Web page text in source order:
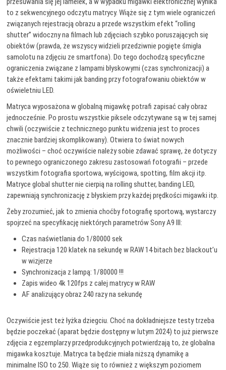
to z sekwencyjnego odczytu matrycy. Wiąże się z tym wiele ograniczeń
związanych rejestracją obrazu a przede wszystkim efekt “rolling
shutter” widoczny na filmach lub zdjęciach szybko poruszających się
obiektów (prawda, że wszyscy widzieli przedziwnie pogięte śmigła
samolotu na zdjęciu ze smartfona). Do tego dochodzą specyficzne
ograniczenia związane z lampami błyskowymi (czas synchronizacji) a
także efektami takimi jak banding przy fotografowaniu obiektów w
oświeletniu LED.
Matryca wyposażona w globalną migawkę potrafi zapisać cały obraz
jednocześnie. Po prostu wszystkie piksele odczytywane są w tej samej
chwili (oczywiście z technicznego punktu widzenia jest to proces
znacznie bardziej skomplikowany). Otwiera to świat nowych
możliwości – choć oczywiście należy sobie zdawać sprawę, że dotyczy
to pewnego ograniczonego zakresu zastosowań fotografii – przede
wszystkim fotografia sportowa, wyścigowa, spotting, film akcji itp.
Matryce global shutter nie cierpią na rolling shutter, banding LED,
zapewniają synchronizację z błyskiem przy każdej prędkości migawki itp.
Żeby zrozumieć, jak to zmienia choćby fotografię sportową, wystarczy
spojrzeć na specyfikację niektórych parametrów Sony A9 III:
Czas naświetlania do 1/80000 sek
Rejestracja 120 klatek na sekundę w RAW 14 bitach bez blackout’u
w wizjerze
Synchronizacja z lampą: 1/80000 !!!
Zapis wideo 4k 120fps z całej matrycy w RAW
AF analizujący obraz 240 razy na sekundę
Oczywiście jest też łyżka dziegciu. Choć na dokładniejsze testy trzeba
będzie poczekać (aparat będzie dostępny w lutym 2024) to już pierwsze
zdjęcia z egzemplarzy przedprodukcyjnych potwierdzają to, że globalna
migawka kosztuje. Matryca ta będzie miała niższą dynamikę a
minimalne ISO to 250. Wiąże się to również z większym poziomem